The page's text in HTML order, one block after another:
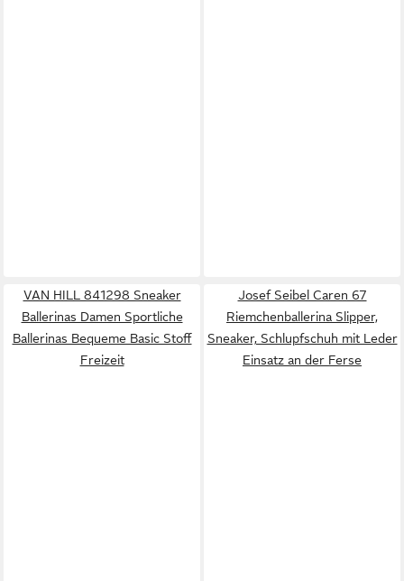
VAN HILL 841298 Sneaker
Ballerinas Damen Sportliche
Ballerinas Bequeme Basic Stoff
Freizeit
Josef Seibel Caren 67
Riemchenballerina Slipper,
Sneaker, Schlupfschuh mit Leder
Einsatz an der Ferse